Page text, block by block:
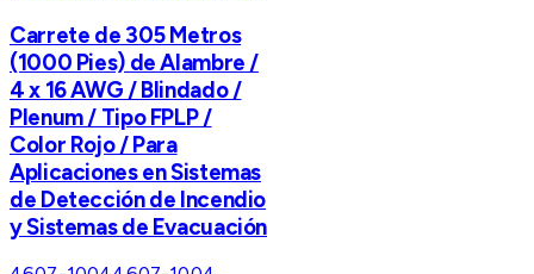
Carrete de 305 Metros
(1000 Pies) de Alambre /
4 x 16 AWG / Blindado /
Plenum / Tipo FPLP /
Color Rojo / Para
Aplicaciones en Sistemas
de Detección de Incendio
y Sistemas de Evacuación